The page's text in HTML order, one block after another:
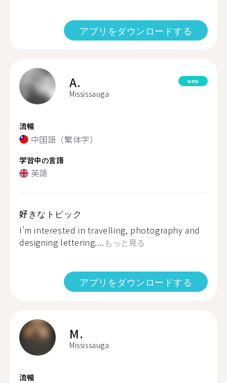
アプリをダウンロードする
A.
Mississauga
NEW
流暢
中国語（繁体字）
学習中の言語
英語
好きなトピック
I’m interested in travelling, photography and
designing lettering.... もっと見る
アプリをダウンロードする
M.
Mississauga
流暢